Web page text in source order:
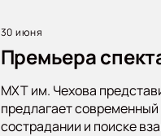
30 июня
Премьера
МХТ им. Чехова
предлагает
сострадании и поиске